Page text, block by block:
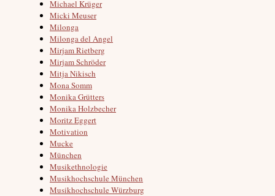
Michael Krüger
Micki Meuser
Milonga
Milonga del Angel
Mirjam Rietberg
Mirjam Schröder
Mitja Nikisch
Mona Somm
Monika Grütters
Monika Holzbecher
Moritz Eggert
Motivation
Mucke
München
Musikethnologie
Musikhochschule München
Musikhochschule Würzburg